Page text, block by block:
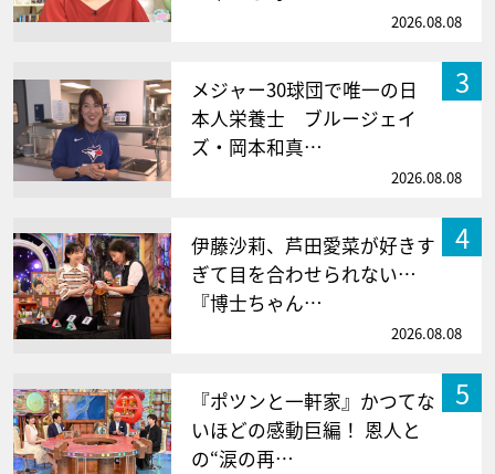
2026.08.08
3
メジャー30球団で唯一の日
本人栄養士 ブルージェイ
ズ・岡本和真…
2026.08.08
4
伊藤沙莉、芦田愛菜が好きす
ぎて目を合わせられない…
『博士ちゃん…
2026.08.08
5
『ポツンと一軒家』かつてな
いほどの感動巨編！ 恩人と
の“涙の再…